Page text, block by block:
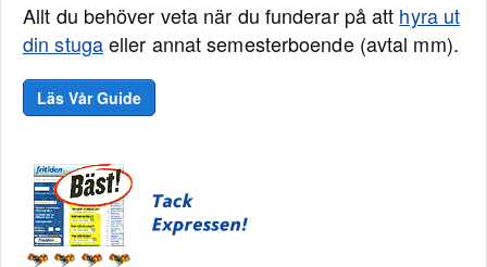
Allt du behöver veta när du funderar på att hyra ut
din stugaeller annat semesterboende (avtal mm).
Läs Vår Guide